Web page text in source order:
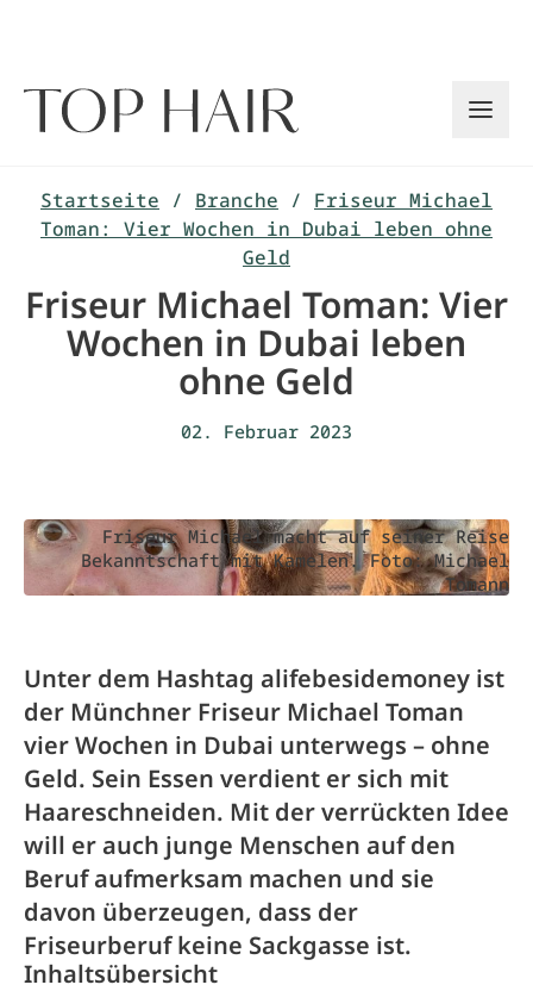
Startseite / Branche / Friseur Michael
Toman: Vier Wochen in Dubai leben ohne
Geld
Friseur Michael Toman: Vier
Wochen in Dubai leben
ohne Geld
02. Februar 2023
Friseur Michael macht auf seiner Reise
Bekanntschaft mit Kamelen. Foto: Michael
Tomann
Unter dem Hashtag alifebesidemoney ist
der Münchner Friseur Michael Toman
vier Wochen in Dubai unterwegs – ohne
Geld. Sein Essen verdient er sich mit
Haareschneiden. Mit der verrückten Idee
will er auch junge Menschen auf den
Beruf aufmerksam machen und sie
davon überzeugen, dass der
Friseurberuf keine Sackgasse ist.
Inhaltsübersicht